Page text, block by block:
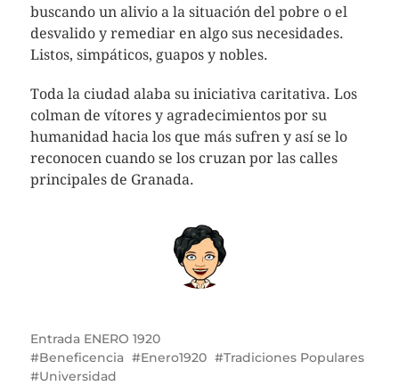
buscando un alivio a la situación del pobre o el
desvalido y remediar en algo sus necesidades.
Listos, simpáticos, guapos y nobles.
Toda la ciudad alaba su iniciativa caritativa. Los
colman de vítores y agradecimientos por su
humanidad hacia los que más sufren y así se lo
reconocen cuando se los cruzan por las calles
principales de Granada.
Entrada ENERO 1920
Beneficencia
Enero1920
Tradiciones Populares
Universidad